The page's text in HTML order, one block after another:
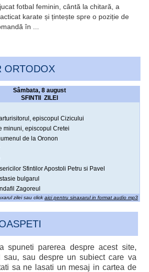
fotbal feminin, cântă la chitară, a
karate și țintește spre o poziție de
în ...
ORTODOX
Sâmbata, 8 august
SFINTII ZILEI
episcopul Cizicului
minuni, episcopul Cretei
de la Oronon
Sfintilor Apostoli Petru si Pavel
bulgarul
Zagoreul
zilei sau click aici pentru sinaxarul in format audio mp3
spuneti parerea despre acest site,
sau, sau despre un subiect care va
sa ne lasati un mesaj in cartea de